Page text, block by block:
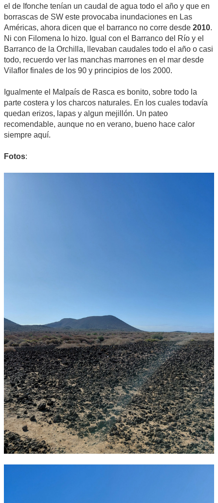
el de Ifonche tenían un caudal de agua todo el año y que en
borrascas de SW este provocaba inundaciones en Las
Américas, ahora dicen que el barranco no corre desde 2010.
Ni con Filomena lo hizo. Igual con el Barranco del Río y el
Barranco de la Orchilla, llevaban caudales todo el año o casi
todo, recuerdo ver las manchas marrones en el mar desde
Vilaflor finales de los 90 y principios de los 2000.
Igualmente el Malpaís de Rasca es bonito, sobre todo la
parte costera y los charcos naturales. En los cuales todavía
quedan erizos, lapas y algun mejillón. Un pateo
recomendable, aunque no en verano, bueno hace calor
siempre aquí.
Fotos: